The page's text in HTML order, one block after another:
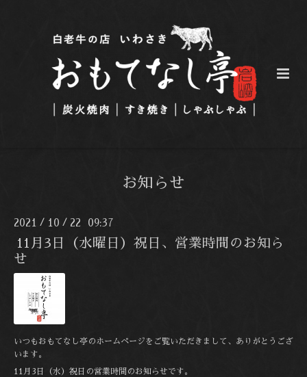
お知らせ
2021 / 10 / 22 09:37
11月3日（水曜日）祝日、営業時間のお知ら
せ
いつもおもてなし亭のホームページをご覧いただきまして、ありがとうござ
います。
11月3日（水）祝日の営業時間のお知らせです。